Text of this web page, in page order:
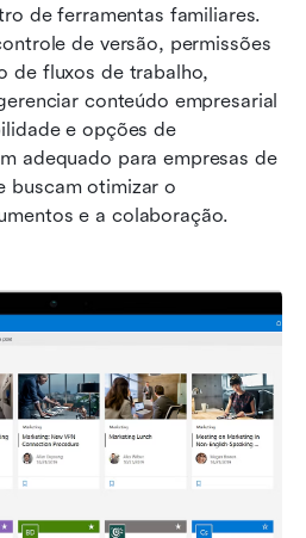
de ferramentas familiares.
de versão, permissões
de fluxos de trabalho,
conteúdo empresarial
e opções de
adequado para empresas de
buscam otimizar o
e a colaboração.